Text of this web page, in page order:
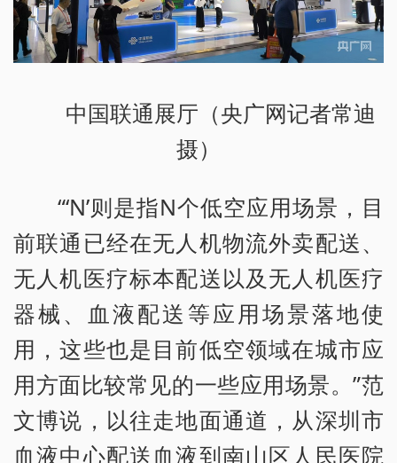
中国联通展厅（央广网记者常迪
摄）
“‘N’则是指N个低空应用场景，目
前联通已经在无人机物流外卖配送、
无人机医疗标本配送以及无人机医疗
器械、血液配送等应用场景落地使
用，这些也是目前低空领域在城市应
用方面比较常见的一些应用场景。”范
文博说，以往走地面通道，从深圳市
血液中心配送血液到南山区人民医院